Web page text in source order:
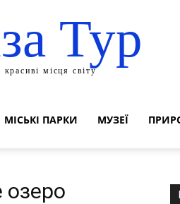
Тур
красиві місця світу
МІСЬКІ ПАРКИ МУЗЕЇ
озеро